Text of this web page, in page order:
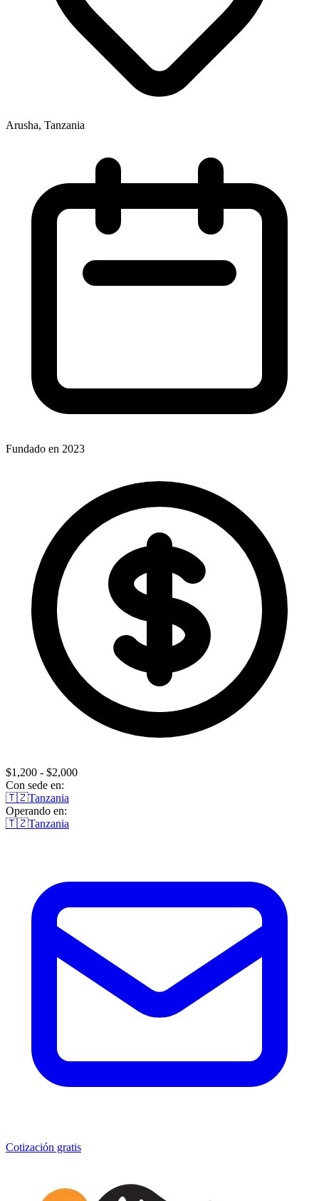
Arusha, Tanzania
Fundado en 2023
$1,200 - $2,000
Con sede en:
🇹🇿Tanzania
Operando en:
🇹🇿Tanzania
Cotización gratis